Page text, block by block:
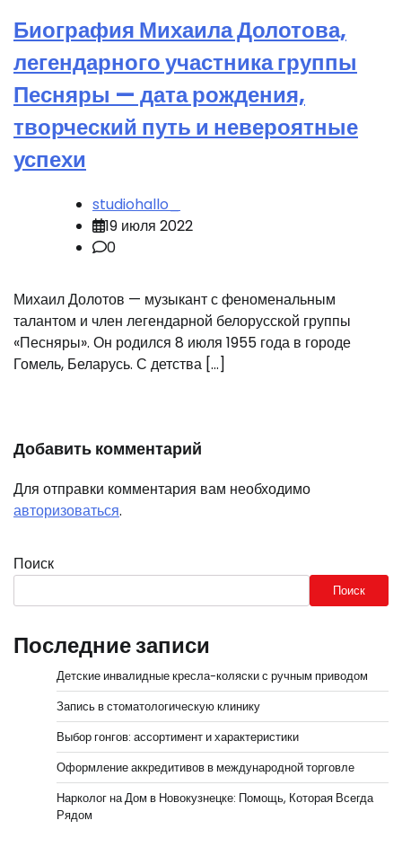
Биография Михаила Долотова,
легендарного участника группы
Песняры — дата рождения,
творческий путь и невероятные
успехи
studiohallo_
19 июля 2022
0
Михаил Долотов — музыкант с феноменальным
талантом и член легендарной белорусской группы
«Песняры». Он родился 8 июля 1955 года в городе
Гомель, Беларусь. С детства […]
Добавить комментарий
Для отправки комментария вам необходимо
авторизоваться.
Поиск
Поиск
Последние записи
Детские инвалидные кресла-коляски с ручным приводом
Запись в стоматологическую клинику
Выбор гонгов: ассортимент и характеристики
Оформление аккредитивов в международной торговле
Нарколог на Дом в Новокузнецке: Помощь, Которая Всегда
Рядом